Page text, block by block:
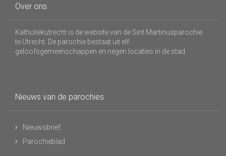
Over ons
Katholiekutrecht is de website van de Sint Martinusparochie
te Utrecht. De parochie bestaat uit elf
geloofsgemeenschappen en negen locaties in de stad.
Nieuws van de parochies
Nieuwsbrief
Parochieblad